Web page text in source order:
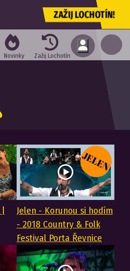
ZAŽIJ LOCHOTÍN!
Novinky Zažij Lochotín
Jelen - Korunou si hodím
- 2018 Country & Folk
Festival Porta Řevnice